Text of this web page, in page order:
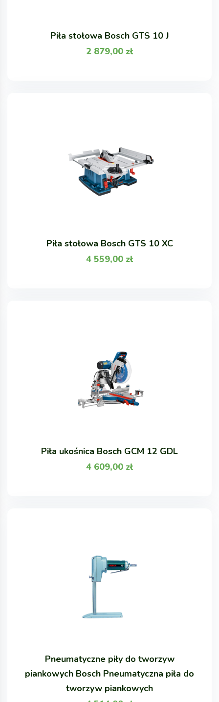
Piła stołowa Bosch GTS 10 J
2 879,00 zł
Piła stołowa Bosch GTS 10 XC
4 559,00 zł
Piła ukośnica Bosch GCM 12 GDL
4 609,00 zł
Pneumatyczne piły do tworzyw
piankowych Bosch Pneumatyczna piła do
tworzyw piankowych